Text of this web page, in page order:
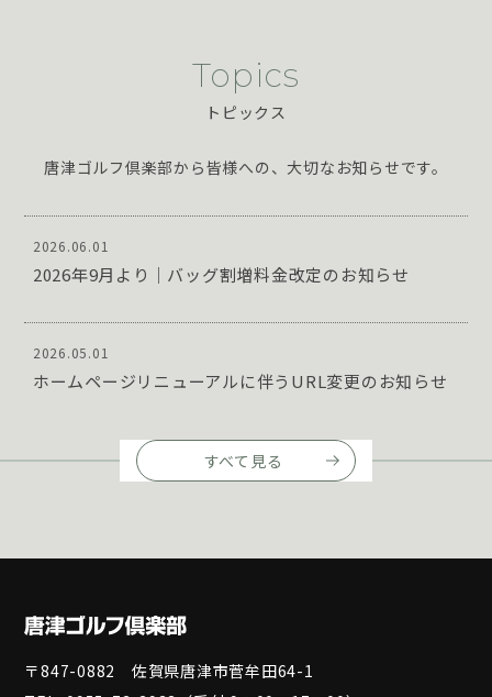
Topics
トピックス
唐津ゴルフ倶楽部から皆様への、大切なお知らせです。
2026.06.01
2026年9月より｜バッグ割増料金改定のお知らせ
2026.05.01
ホームページリニューアルに伴うURL変更のお知らせ
すべて見る
〒847-0882 佐賀県唐津市菅牟田64-1